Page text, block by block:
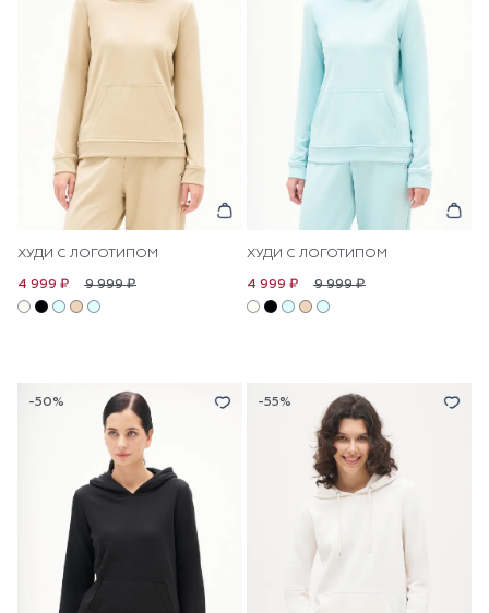
ХУДИ С ЛОГОТИПОМ
9 999 ₽
4 999 ₽
ХУДИ С ЛОГОТИПОМ
9 999 ₽
4 999 ₽
-50% -55%